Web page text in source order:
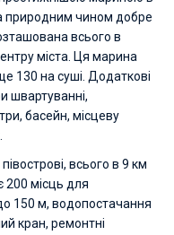
природним чином добре
всього в
міста. Ця марина
130 на суші. Додаткові
швартуванні,
басейн, місцеву
всього в 9 км
місць для
150 м, водопостачання
кран, ремонтні